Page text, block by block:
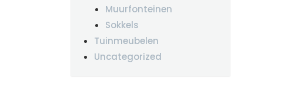
Muurfonteinen
Sokkels
Tuinmeubelen
Uncategorized